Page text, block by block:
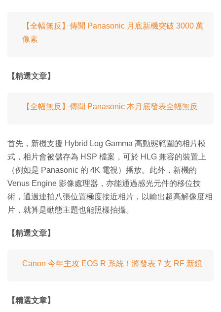
【全幅無反】傳聞 Panasonic 月底新機突破 3000 萬
像素
【精選文章】
【全幅無反】傳聞 Panasonic 本月底發表全幅無反
首先，新機支援 Hybrid Log Gamma 高動態範圍的相片模
式，相片會被儲存為 HSP 檔案，可於 HLG 兼容的裝置上
（例如是 Panasonic 的 4K 電視）播放。此外，新機的
Venus Engine 影像處理器，亦能通過感光元件的移位技
術，通過連拍八張位置極度接近相片，以輸出超高解像度相
片，就算是動態主題也能照樣拍攝。
【精選文章】
Canon 今年主攻 EOS R 系統！將發表 7 支 RF 新鏡
【精選文章】